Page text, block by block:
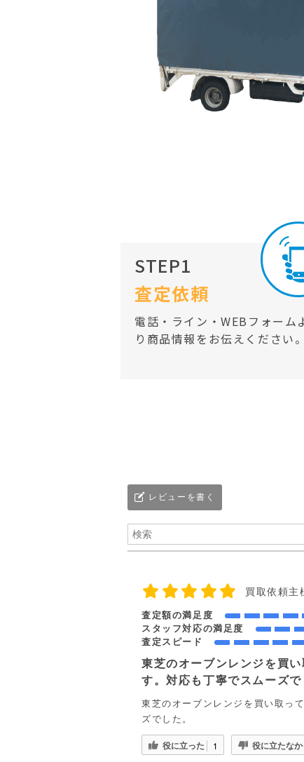
STEP1
査定依頼
電話・ライン・WEBフォーム
り商品情報をお伝えください。
レビューを書く
買取依頼主
査定額の満足度
スタッフ対応の満足度
査定スピード
東芝のオーブンレンジを買
す。対応も丁寧でスムーズで
東芝のオーブンレンジを買い取っ
ズでした。
役に立った 1 役に立たな